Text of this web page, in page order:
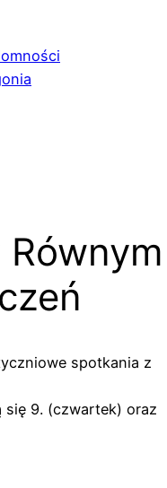
spotkania z
się 9. (czwartek) oraz